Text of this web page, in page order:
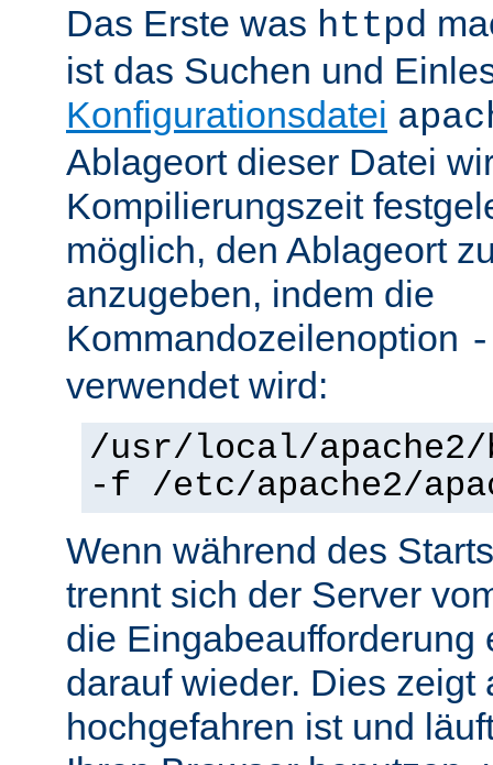
Das Erste was httpd
ist das Suchen und
Konfigurationsdatei
Ablageort dieser Datei
Kompilierungszeit
möglich, den Ablageort
anzugeben, indem die
Kommandozeilenoption
verwendet wird:
/usr/local/
-f /etc/apache2/
Wenn während des
trennt sich der Server
die Eingabeaufforderung
darauf wieder. Dies zeigt
hochgefahren ist und